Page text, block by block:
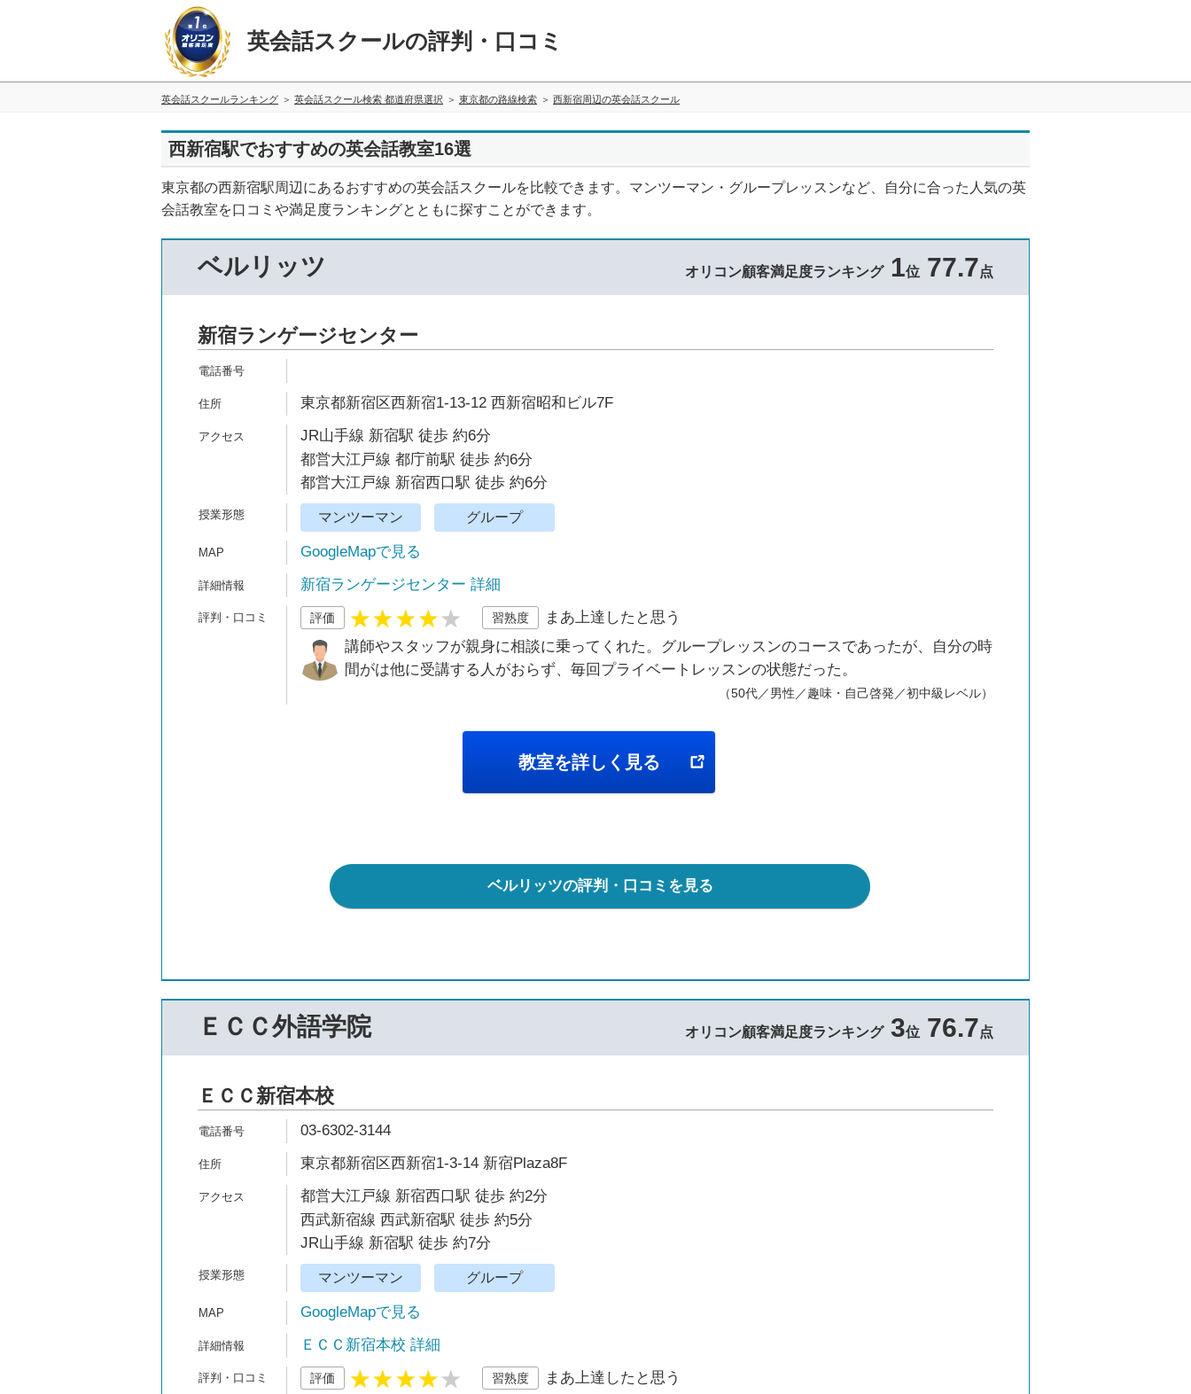
英会話スクールの評判・口コミ
英会話スクールランキング 英会話スクール検索 都道府県選択 東京都の路線検索 西新宿周辺の英会話スクール
西新宿駅でおすすめの英会話教室16選
東京都の西新宿駅周辺にあるおすすめの英会話スクールを比較できます。マンツーマン・グループレッスンなど、自分に合った人気の英
会話教室を口コミや満足度ランキングとともに探すことができます。
ベルリッツ オリコン顧客満足度ランキング1位 77.7点
新宿ランゲージセンター
東京都新宿区西新宿1-13-12 西新宿昭和ビル7F
JR山手線 新宿駅 徒歩 約6分
都営大江戸線 都庁前駅 徒歩 約6分
都営大江戸線 新宿西口駅 徒歩 約6分
マンツーマン グループ
GoogleMapで見る
新宿ランゲージセンター 詳細
評価 習熟度
まあ上達したと思う
講師やスタッフが親身に相談に乗ってくれた。グループレッスンのコースであったが、自分の時
間がは他に受講する人がおらず、毎回プライベートレッスンの状態だった。
（50代／男性／趣味・自己啓発／初中級レベル）
教室を詳しく見る
ベルリッツの評判・口コミを見る
ＥＣＣ外語学院 オリコン顧客満足度ランキング3位 76.7点
ＥＣＣ新宿本校
03-6302-3144
東京都新宿区西新宿1-3-14 新宿Plaza8F
都営大江戸線 新宿西口駅 徒歩 約2分
西武新宿線 西武新宿駅 徒歩 約5分
JR山手線 新宿駅 徒歩 約7分
マンツーマン グループ
GoogleMapで見る
ＥＣＣ新宿本校 詳細
評価 習熟度
まあ上達したと思う